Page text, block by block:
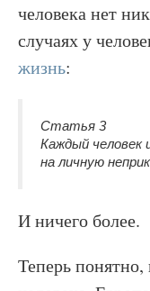
человека нет
случаях у
жизнь:
Статья 3
Каждый человек
на личную
И ничего более.
Теперь понятно,